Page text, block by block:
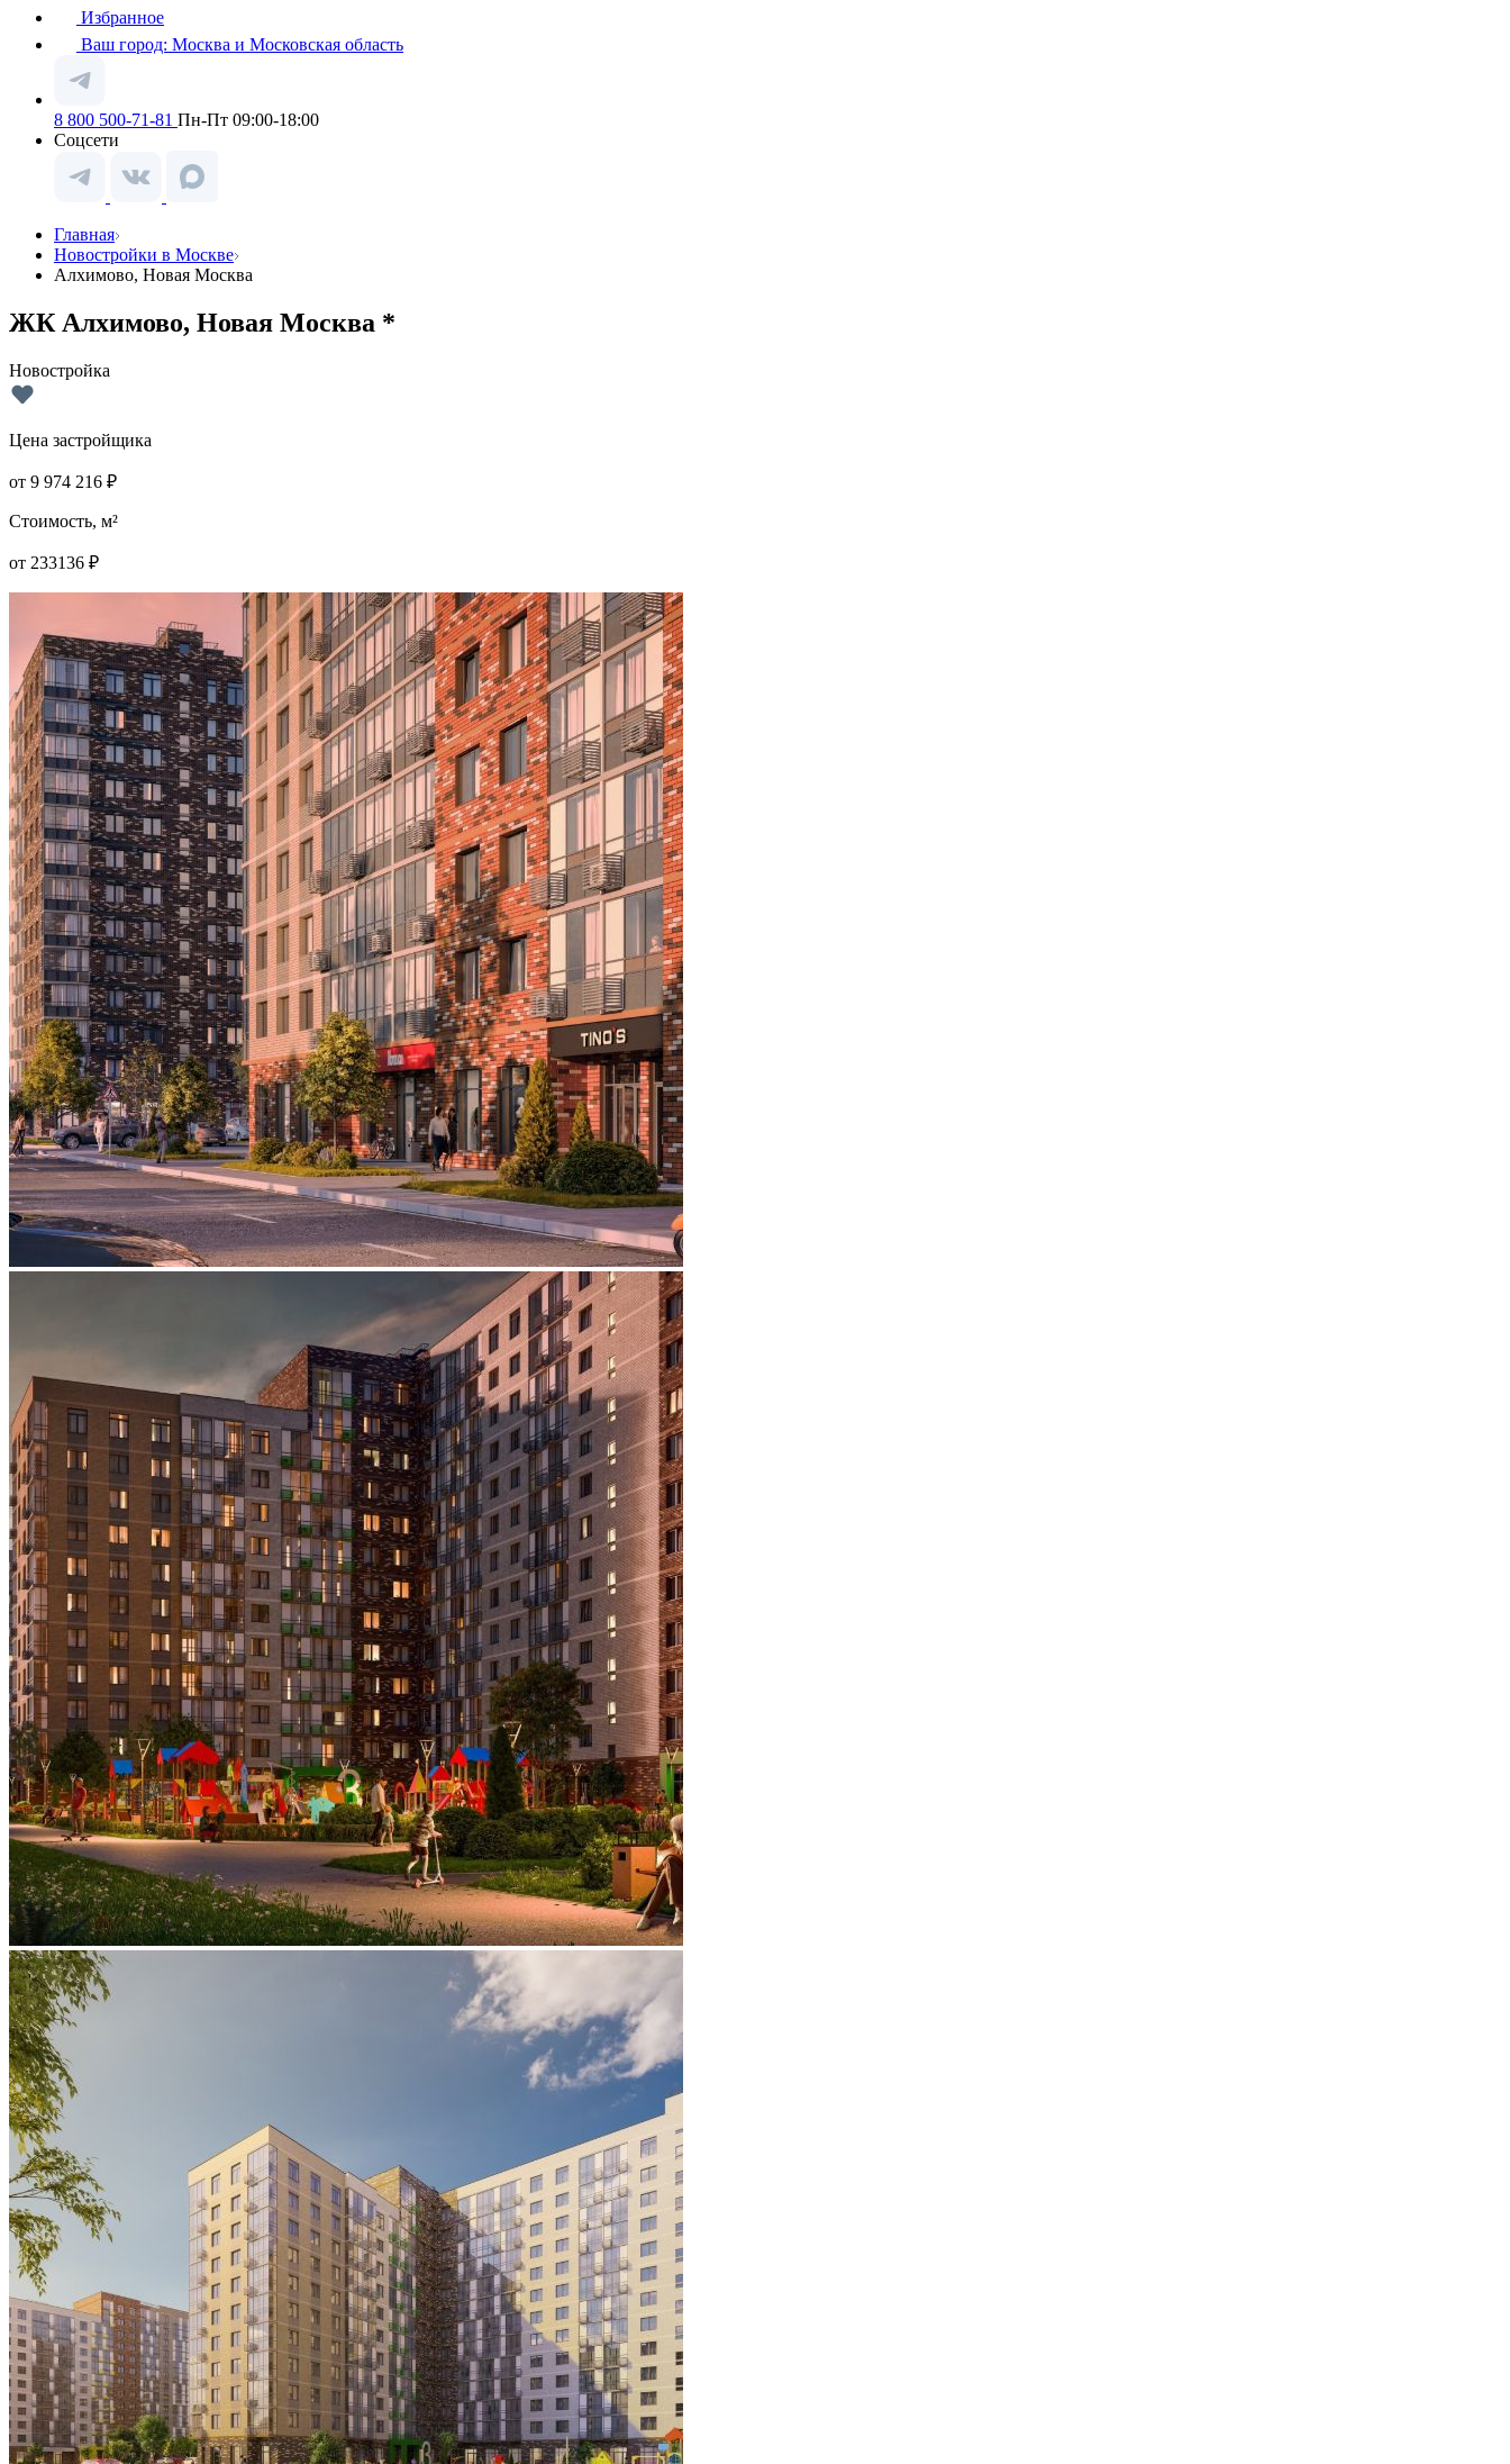
Избранное
Ваш город: Москва и Московская область
8 800 500-71-81 Пн-Пт 09:00-18:00
Соцсети
Главная
Новостройки в Москве
Алхимово, Новая Москва
ЖК Алхимово, Новая Москва *
Новостройка
Цена застройщика
от 9 974 216 ₽
Стоимость, м²
от 233136 ₽